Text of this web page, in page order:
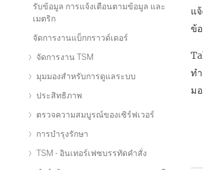
รับข้อมูล การแจ้งเตือนตามข้อมูล และ
เมตริก
จัดการงานแบ็กกราวด์เดอร์
จัดการงาน TSM
มุมมองสำหรับการดูแลระบบ
ประสิทธิภาพ
ตรวจความสมบูรณ์ของเซิร์ฟเวอร์
การบำรุงรักษา
TSM - อินเทอร์เฟซบรรทัดคำสั่ง
แ
ข้
ท
ม